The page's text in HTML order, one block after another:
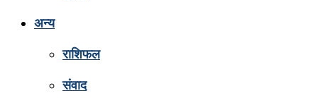
अन्य
राशिफल
संवाद